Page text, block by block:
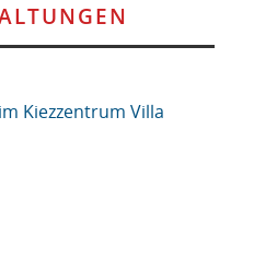
Kiezzentrum Villa